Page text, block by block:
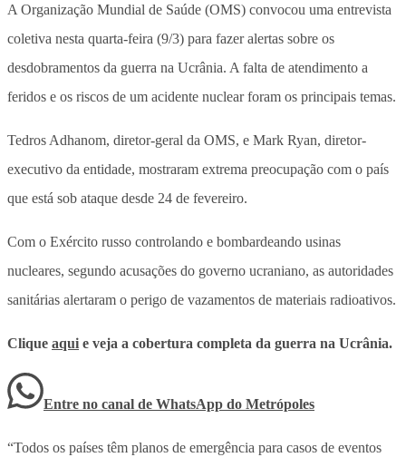
A Organização Mundial de Saúde (OMS) convocou uma entrevista
coletiva nesta quarta-feira (9/3) para fazer alertas sobre os
desdobramentos da guerra na Ucrânia. A falta de atendimento a
feridos e os riscos de um acidente nuclear foram os principais temas.
Tedros Adhanom, diretor-geral da OMS, e Mark Ryan, diretor-
executivo da entidade, mostraram extrema preocupação com o país
que está sob ataque desde 24 de fevereiro.
Com o Exército russo controlando e bombardeando usinas
nucleares, segundo acusações do governo ucraniano, as autoridades
sanitárias alertaram o perigo de vazamentos de materiais radioativos.
Clique aqui e veja a cobertura completa da guerra na Ucrânia.
Entre no canal de WhatsApp do Metrópoles
“Todos os países têm planos de emergência para casos de eventos